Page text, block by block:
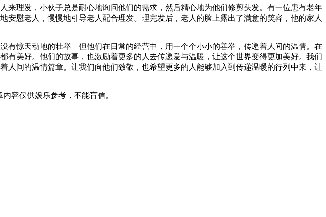
理发，小伙子总是耐心地询问他们的需求，然后精心地为他们修剪头发。有一位患有老年
慰老人，慢慢地引导老人配合理发。理完发后，老人的脸上露出了满意的笑容，他的家人
惊天动地的壮举，但他们在日常的经营中，用一个个小小的善举，传递着人间的温情。在
美好。他们的故事，也激励着更多的人去传递爱与温暖，让这个世界变得更加美好。我们
间的温情篇章。让我们向他们致敬，也希望更多的人能够加入到传递温暖的行列中来，让
容仅供娱乐参考，不能盲信。